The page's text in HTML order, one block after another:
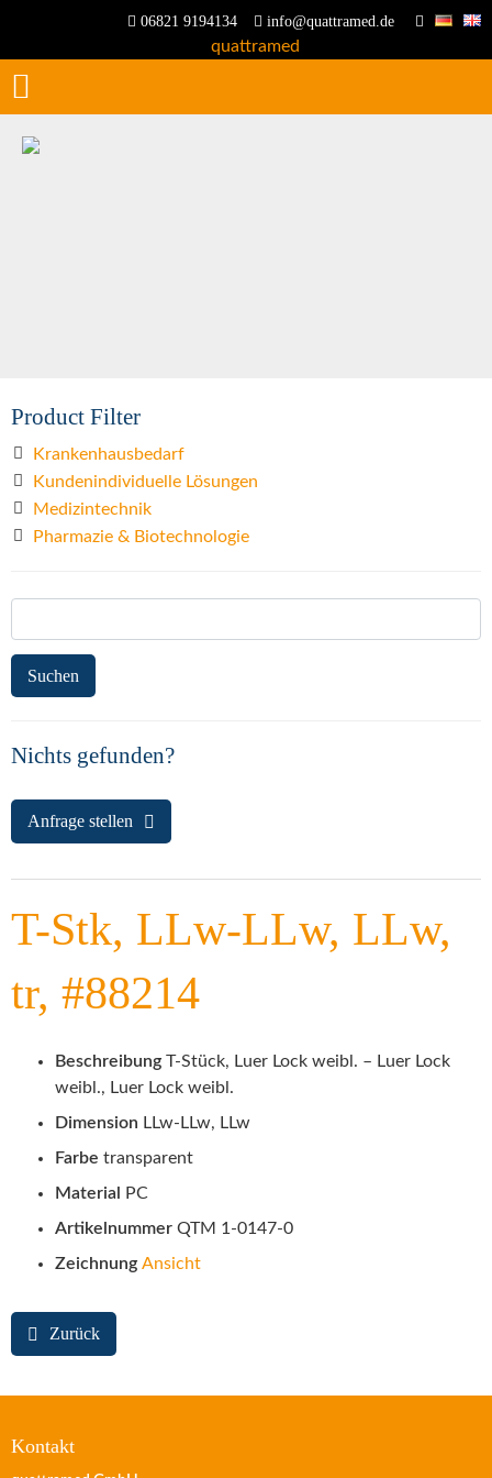
06821 9194134 info@quattramed.de
Product Filter
Krankenhausbedarf
Kundenindividuelle Lösungen
Medizintechnik
Pharmazie & Biotechnologie
Suchen
Nichts gefunden?
Anfrage stellen
T-Stk, LLw-LLw, LLw,
tr, #88214
Beschreibung T-Stück, Luer Lock weibl. – Luer Lock
weibl., Luer Lock weibl.
Dimension LLw-LLw, LLw
Farbe transparent
Material
PC
Artikelnummer QTM 1-0147-0
Zeichnung Ansicht
Zurück
Kontakt